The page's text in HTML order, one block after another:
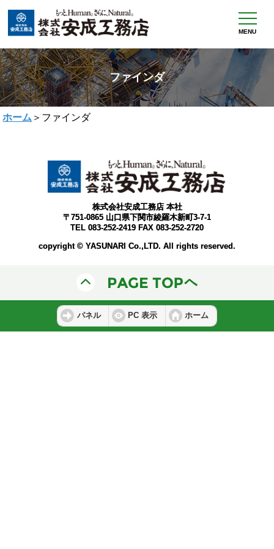
MENU
ファインダ
ホーム ＞ファインダ
株式会社安成工務店 本社
〒751-0865 山口県下関市綾羅木新町3-7-1
TEL 083-252-2419 FAX 083-252-2720
copyright © YASUNARI Co.,LTD. All rights reserved.
パネル PC 表示 ホーム